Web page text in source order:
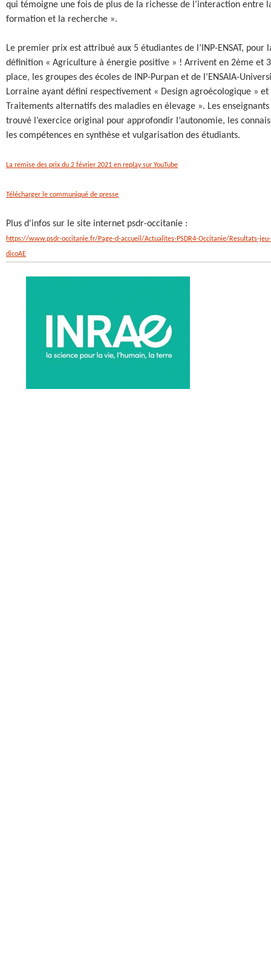
qui témoigne une fois de plus de la richesse de l’interaction entre
formation et la recherche ».
Le premier prix est attribué aux 5 étudiantes de l’INP-ENSAT, pour
définition « Agriculture à énergie positive » ! Arrivent en 2ème et
place, les groupes des écoles de INP-Purpan et de l’ENSAIA-
Lorraine ayant défini respectivement « Design agroécologique » et
Traitements alternatifs des maladies en élevage ». Les
trouvé l’exercice original pour approfondir l’autonomie, les
les compétences en synthèse et vulgarisation des étudiants.
La remise des prix du 2 février 2021 en replay sur YouTube
Télécharger le communiqué de presse
Plus d'infos sur le site internet psdr-occitanie :
https://www.psdr-occitanie.fr/Page-d-accueil/Actualites-PSDR4-Occitanie/Resultats-
dicoAE